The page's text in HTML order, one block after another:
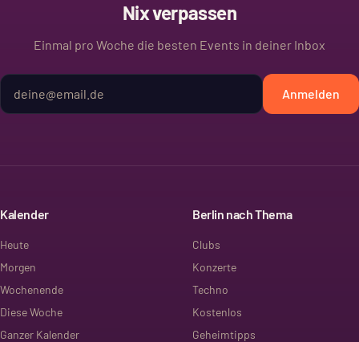
Nix verpassen
Einmal pro Woche die besten Events in deiner Inbox
Anmelden
Kalender
Heute
Morgen
Wochenende
Diese Woche
Ganzer Kalender
Berlin nach Thema
Clubs
Konzerte
Techno
Kostenlos
Geheimtipps